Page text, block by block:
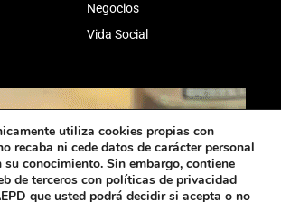
Negocios
Vida Social
utiliza cookies propias con
recaba ni cede datos de carácter personal
conocimiento. Sin embargo, contiene
de terceros con políticas de privacidad
que usted podrá decidir si acepta o no